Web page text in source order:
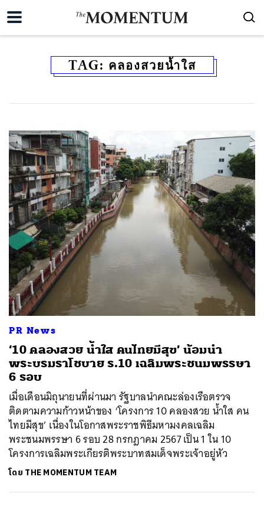
TAG: คลองสวยน้ำใส
PR News
‘10 คลองสวย น้ำใส คนไทยมีสุข’ น้อมนำ
พระบรมราโชบาย ร.10 เฉลิมพระชนมพรรษา
6 รอบ
เมื่อเดือนมิถุนายนที่ผ่านมา รัฐบาลนำคณะล่องเรือตรวจ
ติดตามความก้าวหน้าของ ‘โครงการ 10 คลองสวย น้ำใส คน
ไทยมีสุข’ เนื่องในโอกาสพระราชพิธีมหามงคลเฉลิม
พระชนมพรรษา 6 รอบ 28 กรกฎาคม 2567 เป็น 1 ใน 10
โครงการเฉลิมพระเกียรติพระบาทสมเด็จพระเจ้าอยู่หัว
โดย THE MOMENTUM TEAM
ค้นหา